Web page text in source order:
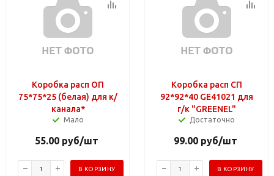
Коробка расп ОП
75*75*25 (белая) для к/
канала*
Мало
55.00 руб/шт
В КОРЗИНУ
Коробка расп СП
92*92*40 GE41021 для
г/к "GREENEL"
Достаточно
99.00 руб/шт
В КОРЗИНУ